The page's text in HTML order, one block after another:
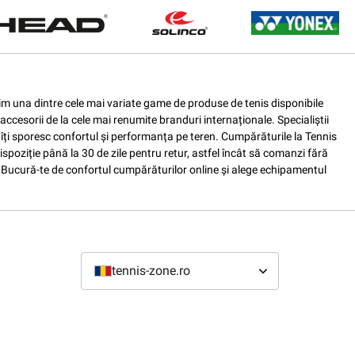
una dintre cele mai variate game de produse de tenis disponibile
de la cele mai renumite branduri internaționale. Specialiștii
sporesc confortul și performanța pe teren. Cumpărăturile la Tennis
până la 30 de zile pentru retur, astfel încât să comanzi fără
te de confortul cumpărăturilor online și alege echipamentul
tennis-zone.ro